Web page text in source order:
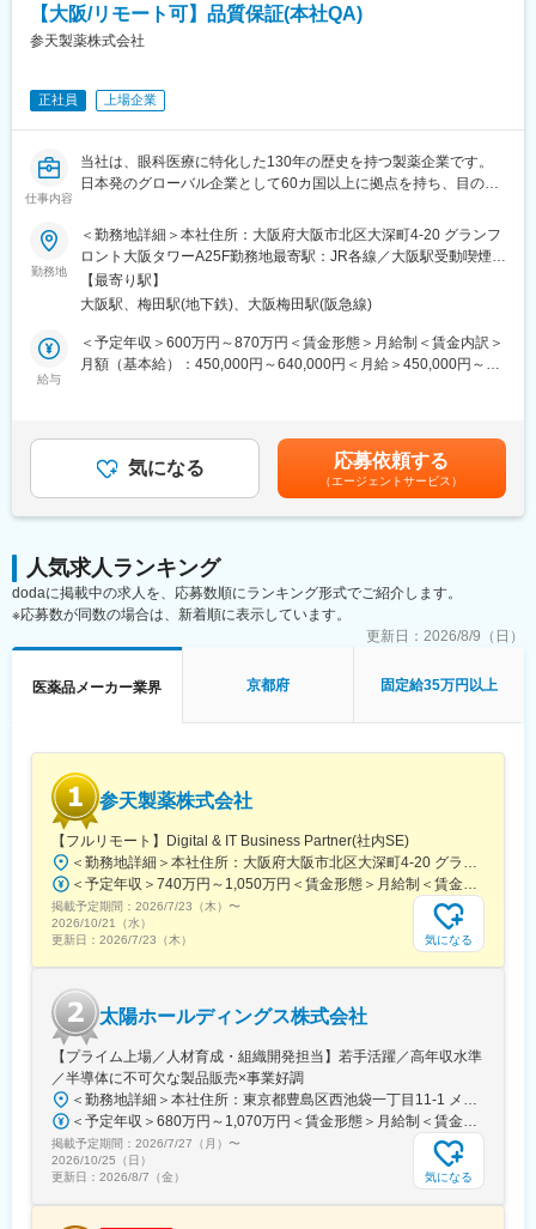
変更の範囲：会社の定める業務
■ビジネスパートナーシップ
・R&Dおよび関連部門のステークホルダーと信頼関係を構築し、
・ビジネス目標の達成と事業価値の創出に向けて、ITおよびデジ
タルソリューションを提案し、その導入・活用を支援する。
・ビジネス部門とIT部門の橋渡し役として、優先順位、期待値、
およびソリューション方針の整合を図る。
■プロジェクト推進
・担当するITプロジェクトおよび施策について、計画策定、実
・プロジェクトにおける課題やリスクを主体的に特定・管理し、
適切な対策を推進することで、円滑なプロジェクト遂行を実現す
る。
・社内外の関係者と連携しながら、プロジェクトの成功に向けて
■ソリューション・システム管理
・担当するシステムおよびアプリケーションの安定運用と継続的
する情報を、関係者へ適切に共有する。
・グローバルおよびリージョナルのITチームと連携し、IT戦略、お
よび各種イニシアチブの実行を支援する。
【大阪/リモート可】品質保証(本社QA)
参天製薬株式会社
正社員 上場企業
仕事内容
当社は、眼科医療に特化した130年の歴史を持つ製薬企業です。
日本発のグローバル企業として60カ国以上に拠点を持ち、目の健
供し、世界中の人々の視覚に関わる社会問題に取り組んでいま
す。本ポジションは、本社QA職として活躍頂きます。
■業務内容：
・配属先は、日本国内で製造販売する医療用/一般用医薬品・健康
補助食品の品質保証体制の維持・管理、および海外輸出入品を扱
う本社品質保証機能（グローバル機能）を担っています。
改善し、製造管理及び品質管理の適正運用を確認することで、医
療用/一般用医薬品、健康補助食品および治験薬の品質保証を適切
テムの構築と維持管理および強固なプロセスの構築・標準化に向
けた改善を行う。
・GQP管理基準および手順に準拠した医薬品品質システム（逸
脱/CAPA、変更管理、文書管理、教育訓練、取決めなど）を構
・製造委託先、供給業者管理の運用および継続的な改善を行う。
・ターゲット市場要件に基づく海外輸出入品の品質保証業務の実
務およびサポートを行う。
・他社製造販売業者との販売提携製品の品質協定を遵守するとと
もに適正な品質情報の取扱いを行う。
・GDPガイドラインに準拠した医薬品販売業者への医薬品の市販
後納入、保管、供給業務に関する品質保証業務を行う。
・品質KPIsのモニタリング及び継続的改善の推進、マネジメント
への報告を実施する
勤務地
＜勤務地詳細＞本社住所：大阪府大阪市北区大深町4-20 グランフ
ロント大阪タワーA25F勤務地最寄駅：JR各線／大阪駅受動喫煙対
策：屋内全面禁煙変更の範囲：会社の定める事業所（リモートワ
ーク含む）
【最寄り駅】
大阪駅、梅田駅(地下鉄)、大阪梅田駅(阪急線)
給与
＜予定年収＞600万円～870万円＜賃金形態＞月給制＜賃金内訳＞
月額（基本給）：450,000円～640,000円＜月給＞450,000円～
あり、選考を通じて上下する可能性があります。月給(月額)は固定
手当を含めた表記です。
気になる 応募依頼する
（エージェントサービス）
人気求人ランキング
dodaに掲載中の求人を、応募数順にランキング形式でご紹介します。
※応募数が同数の場合は、新着順に表示しています。
更新日： 2026/8/9（日）
医薬品メーカー業界 京都府 固定給35万円以上
参天製薬株式会社
【フルリモート】Digital & IT Business Partner(社内SE)
＜勤務地詳細＞本社住所：大阪府大阪市北区大深町4-20 グランフロント大阪タワーA25F勤務地最寄駅：JR各線／大阪駅受動喫煙対策：屋内全面禁煙変更の範囲：会社の定める事業所（リモートワーク含む）
＜予定年収＞740万円～1,050万円＜賃金形態＞月給制＜賃金内訳＞月額（基本給）：540,000円～770,000円＜月給＞540,000円～770,000円＜昇給有無＞有＜残業手当＞有＜給与補足＞※経験・能力等を考慮の上、当社規定により決定します。■賞与：年1回支給■基本給改定：年1回（4月）賃金はあくまでも目安の金額であり、選考を通じて上下する可能性があります。月給(月額)は固定手当を含めた表記です。
掲載予定期間： 2026/7/23（木） 〜
2026/10/21（水）
更新日： 2026/7/23（木） 気になる
太陽ホールディングス株式会社
【プライム上場／人材育成・組織開発担当】若手活躍／高年収水準
／半導体に不可欠な製品販売×事業好調
＜勤務地詳細＞本社住所：東京都豊島区西池袋一丁目11-1 メトロポリタンプラザビル16F勤務地最寄駅：各線／池袋駅受動喫煙対策：屋内全面禁煙変更の範囲：会社の定める事業所（リモートワーク含む）
＜予定年収＞680万円～1,070万円＜賃金形態＞月給制＜賃金内訳＞月額（基本給）：335,000円～530,000円＜月給＞335,000円～530,000円＜昇給有無＞有＜残業手当＞有＜給与補足＞※年収概算には想定残業時間20時間分を含む・2025年度 全社平均残業時間：20時間・残業代全額支給（管理監督職については対象外)・賞与6か月分（2025年度実績）賃金はあくまでも目安の金額であり、選考を通じて上下する可能性があります。月給(月額)は固定手当を含めた表記です。
掲載予定期間： 2026/7/27（月） 〜
2026/10/25（日）
更新日： 2026/8/7（金） 気になる